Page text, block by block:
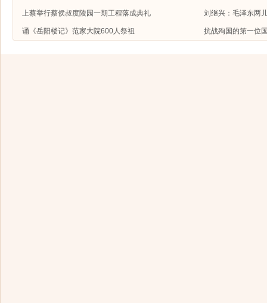
上蔡举行蔡侯叔度陵园一期工程落成典礼 刘继兴：毛泽东两
诵《岳阳楼记》范家大院600人祭祖 抗战殉国的第一位